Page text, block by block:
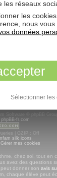
|DCG|Secrétariat|
Software © phpBB Group
phpBB-fr.com
| GZIP : Off
silk icons
Gérer mes cookies
chez soi, tout en
avez des questions
peut donner son avis
chaque élève peut
réseaux
les
nous
données
Sélectionner les